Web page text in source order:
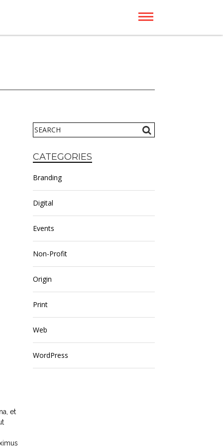
et
CATEGORIES
Branding
Digital
Events
Non-Profit
Origin
Print
Web
WordPress